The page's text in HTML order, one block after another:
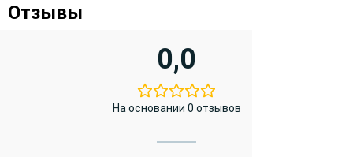
Отзывы
0,0
На основании 0 отзывов